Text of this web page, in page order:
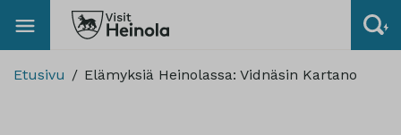
Etusivu Elämyksiä Heinolassa: Vidnäsin Kartano